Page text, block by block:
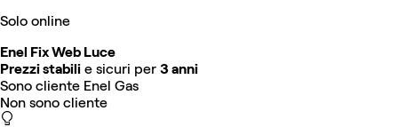
Solo online
Enel Fix Web Luce
Prezzi stabili e sicuri per 3 anni
Sono cliente Enel Gas
Non sono cliente